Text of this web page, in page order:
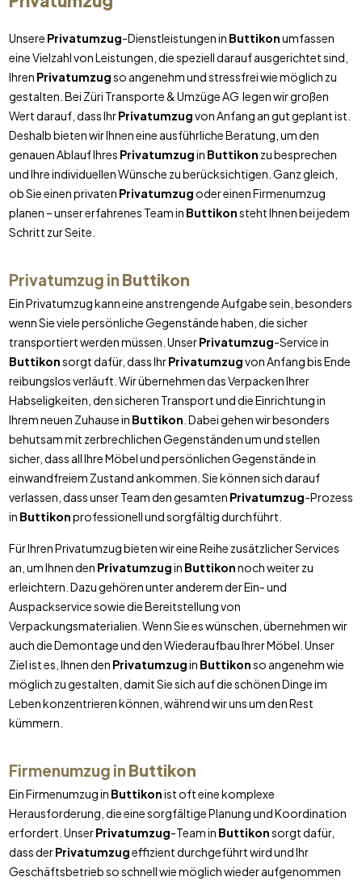
Unsere Privatumzug-Dienstleistungen in Buttikonumfassen
eine Vielzahl von Leistungen, die speziell darauf ausgerichtet sind,
Ihren Privatumzugso angenehm und stressfrei wie möglich zu
gestalten. Bei Züri Transporte & Umzüge AG legen wir großen
Wert darauf, dass IhrPrivatumzugvon Anfang an gut geplant ist.
Deshalb bieten wir Ihnen eine ausführliche Beratung, um den
genauen Ablauf Ihres Privatumzugin Buttikon zu besprechen
und Ihre individuellen Wünsche zu berücksichtigen. Ganz gleich,
ob Sie einen privaten Privatumzugoder einen Firmenumzug
planen – unser erfahrenes Team in Buttikonsteht Ihnen bei jedem
Schritt zur Seite.
Privatumzug in Buttikon
Ein Privatumzug kann eine anstrengende Aufgabe sein, besonders
wenn Sie viele persönliche Gegenstände haben, die sicher
transportiert werden müssen. UnserPrivatumzug-Service in
Buttikonsorgt dafür, dass IhrPrivatumzugvon Anfang bis Ende
reibungslos verläuft. Wir übernehmen das Verpacken Ihrer
Habseligkeiten, den sicheren Transport und die Einrichtung in
Ihrem neuen Zuhause in Buttikon . Dabei gehen wir besonders
behutsam mit zerbrechlichen Gegenständen um und stellen
sicher, dass all Ihre Möbel und persönlichen Gegenstände in
einwandfreiem Zustand ankommen. Sie können sich darauf
verlassen, dass unser Team den gesamten Privatumzug-Prozess
in Buttikonprofessionell und sorgfältig durchführt.
Für Ihren Privatumzug bieten wir eine Reihe zusätzlicher Services
an, um Ihnen den Privatumzugin Buttikonnoch weiter zu
erleichtern. Dazu gehören unter anderem der Ein- und
Auspackservice sowie die Bereitstellung von
Verpackungsmaterialien. Wenn Sie es wünschen, übernehmen wir
auch die Demontage und den Wiederaufbau Ihrer Möbel. Unser
Ziel ist es, Ihnen den Privatumzugin Buttikonso angenehm wie
möglich zu gestalten, damit Sie sich auf die schönen Dinge im
Leben konzentrieren können, während wir uns um den Rest
kümmern.
Firmenumzug in Buttikon
Ein Firmenumzug in Buttikonist oft eine komplexe
Herausforderung, die eine sorgfältige Planung und Koordination
erfordert. UnserPrivatumzug-Team in Buttikonsorgt dafür,
dass derPrivatumzugeffizient durchgeführt wird und Ihr
Geschäftsbetrieb so schnell wie möglich wieder aufgenommen